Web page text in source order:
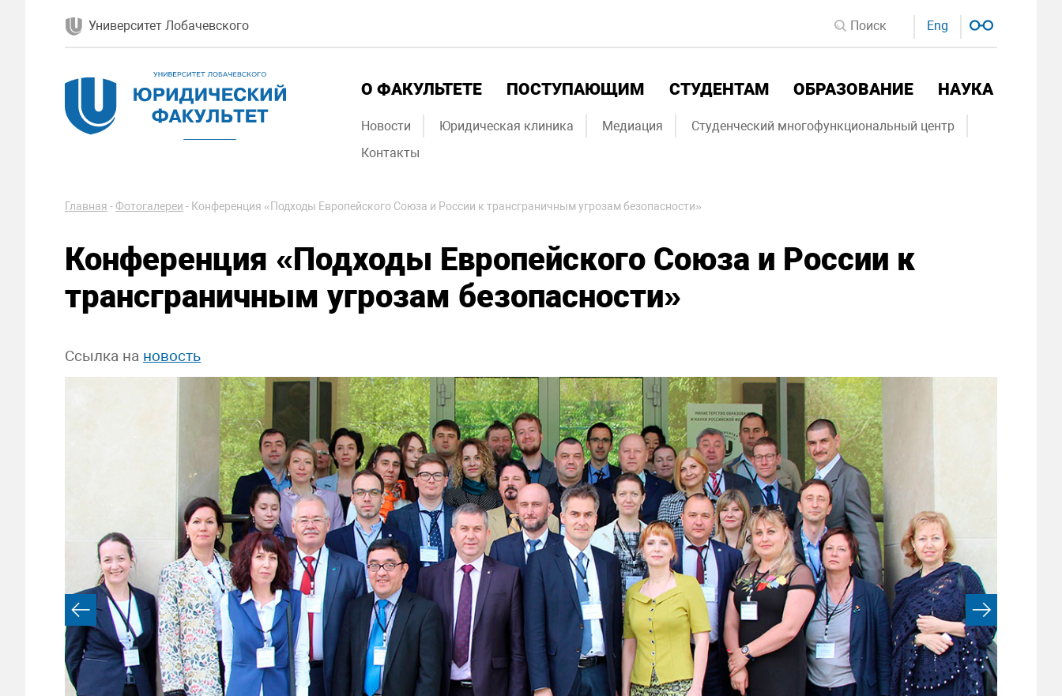
Университет Лобачевского Eng
О ФАКУЛЬТЕТЕ ПОСТУПАЮЩИМ СТУДЕНТАМ ОБРАЗОВАНИЕ НАУКА
Новости Юридическая клиника Медиация
Студенческий многофункциональный центр
Контакты
Главная -Фотогалереи - Конференция «Подходы Европейского Союза и России к трансграничным угрозам безопасности»
Конференция «Подходы Европейского Союза и России к
трансграничным угрозам безопасности»
Ссылка на новость